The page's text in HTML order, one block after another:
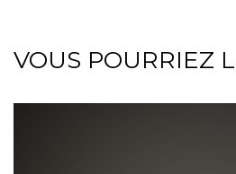
VOUS POURRIEZ